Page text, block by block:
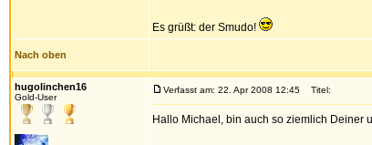
Es grüßt: der Smudo!
Nach oben
hugolinchen16
Gold-User
Verfasst am: 22. Apr 2008 12:45 Titel:
Hallo Michael, bin auch so ziemlich Deiner